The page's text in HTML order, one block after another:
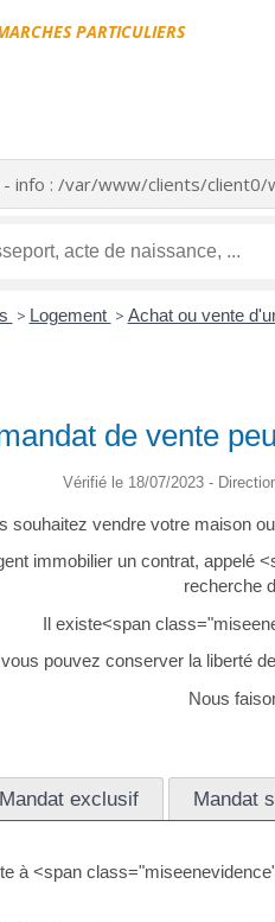
PARTICULIERS
- info : /var/www/clients/
> Logement > Achat ou vente
de vente
Vérifié le 18/07/2023 -
souhaitez vendre votre maison
immobilier un contrat, appelé
recherche
Il existe<span
pouvez conserver la liberté
Nous
Mandat exclusif Mandat
à <span